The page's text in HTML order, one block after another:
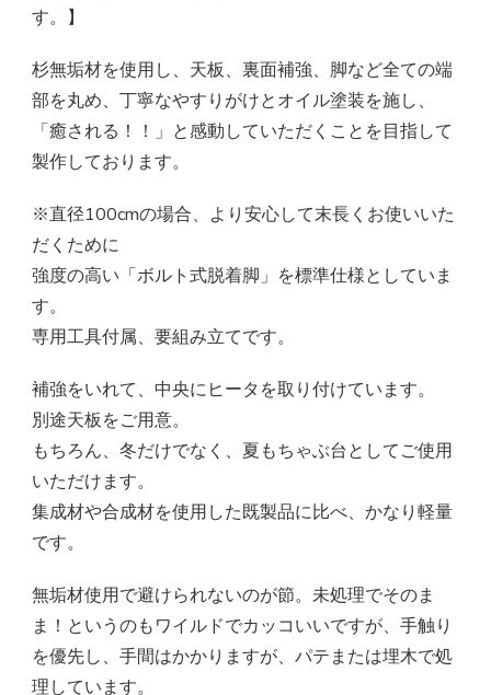
す。】
杉無垢材を使用し、天板、裏面補強、脚など全ての端
部を丸め、丁寧なやすりがけとオイル塗装を施し、
「癒される！！」と感動していただくことを目指して
製作しております。
※直径100cmの場合、より安心して末長くお使いいた
だくために
強度の高い「ボルト式脱着脚」を標準仕様としていま
す。
専用工具付属、要組み立てです。
補強をいれて、中央にヒータを取り付けています。
別途天板をご用意。
もちろん、冬だけでなく、夏もちゃぶ台としてご使用
いただけます。
集成材や合成材を使用した既製品に比べ、かなり軽量
です。
無垢材使用で避けられないのが節。未処理でそのま
ま！というのもワイルドでカッコいいですが、手触り
を優先し、手間はかかりますが、パテまたは埋木で処
理しています。